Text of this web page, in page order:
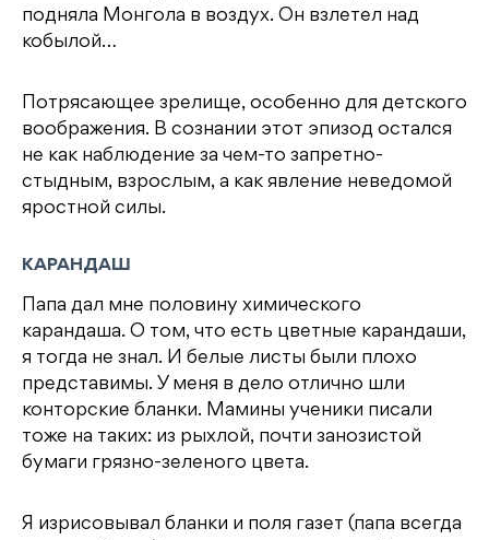
подняла Монгола в воздух. Он взлетел над
кобылой…
Потрясающее зрелище, особенно для детского
воображения. В сознании этот эпизод остался
не как наблюдение за чем-то запретно-
стыдным, взрослым, а как явление неведомой
яростной силы.
КАРАНДАШ
Папа дал мне половину химического
карандаша. О том, что есть цветные карандаши,
я тогда не знал. И белые листы были плохо
представимы. У меня в дело отлично шли
конторские бланки. Мамины ученики писали
тоже на таких: из рыхлой, почти занозистой
бумаги грязно-зеленого цвета.
Я изрисовывал бланки и поля газет (папа всегда